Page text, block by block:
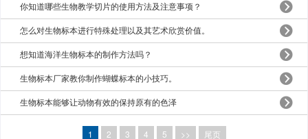
你知道哪些生物教学切片的使用方法及注意事项？
怎么对生物标本进行特殊处理以及其艺术欣赏价值。
想知道海洋生物标本的制作方法吗？
生物标本厂家教你制作蝴蝶标本的小技巧。
生物标本能够让动物有效的保持原有的色泽
1 2 3 4 5 >> 尾页